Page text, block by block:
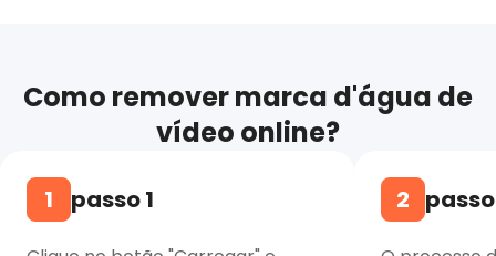
Como remover marca d'água de
vídeo online?
1 passo 1 2